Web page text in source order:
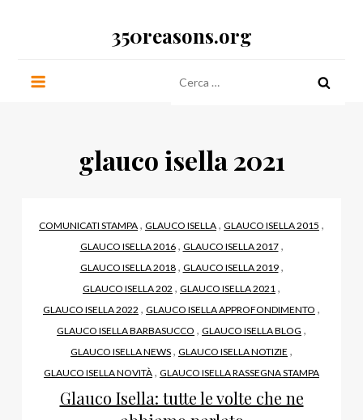
350reasons.org
per:
glauco isella 2021
COMUNICATI STAMPA , GLAUCO ISELLA , GLAUCO ISELLA 2015 ,
GLAUCO ISELLA 2016, GLAUCO ISELLA 2017,
GLAUCO ISELLA 2018, GLAUCO ISELLA 2019,
GLAUCO ISELLA 202 , GLAUCO ISELLA 2021 ,
GLAUCO ISELLA 2022 , GLAUCO ISELLA APPROFONDIMENTO ,
GLAUCO ISELLA BARBASUCCO , GLAUCO ISELLA BLOG ,
GLAUCO ISELLA NEWS , GLAUCO ISELLA NOTIZIE ,
GLAUCO ISELLA NOVITÀ , GLAUCO ISELLA RASSEGNA STAMPA
Glauco Isella: tutte le volte che ne